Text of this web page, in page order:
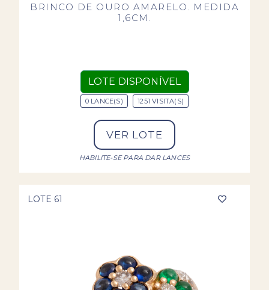
BRINCO DE OURO AMARELO. MEDIDA
1,6CM.
LOTE DISPONÍVEL
0 LANCE(S) 1251 VISITA(S)
VER LOTE
HABILITE-SE PARA DAR LANCES
LOTE 61